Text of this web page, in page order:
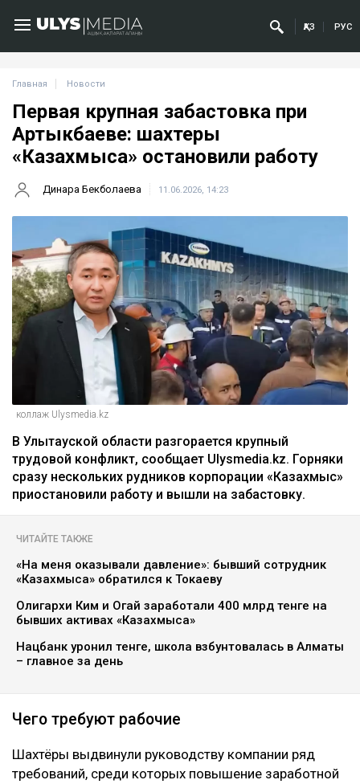
ҚАЗ РУС
Главная Новости
Первая крупная забастовка при
Артыкбаеве: шахтеры
«Казахмыса» остановили работу
Динара Бекболаева 11.06.2026, 14:23
коллаж Ulysmedia.kz
В Улытауской области разгорается крупный
трудовой конфликт, сообщает Ulysmedia.kz. Горняки
сразу нескольких рудников корпорации «Казахмыс»
приостановили работу и вышли на забастовку.
ЧИТАЙТЕ ТАКЖЕ
«На меня оказывали давление»: бывший сотрудник
«Казахмыса» обратился к Токаеву
Олигархи Ким и Огай заработали 400 млрд тенге на
бывших активах «Казахмыса»
Нацбанк уронил тенге, школа взбунтовалась в Алматы
– главное за день
Чего требуют рабочие
Шахтёры выдвинули руководству компании ряд
требований, среди которых повышение заработной